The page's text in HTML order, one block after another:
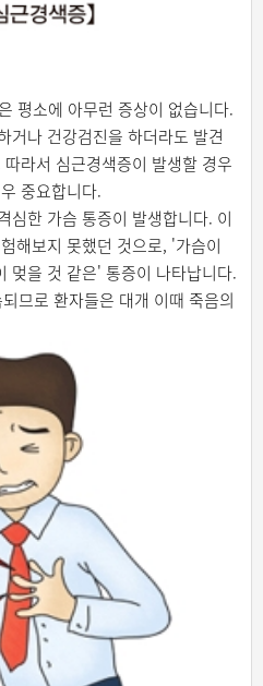
평소에 아무런 증상이 없습니다.
거나 건강검진을 하더라도 발견
라서 심근경색증이 발생할 경우
중요합니다.
심한 가슴 통증이 발생합니다. 이
해보지 못했던 것으로, '가슴이
멎을 것 같은' 통증이 나타납니다.
므로 환자들은 대개 이때 죽음의